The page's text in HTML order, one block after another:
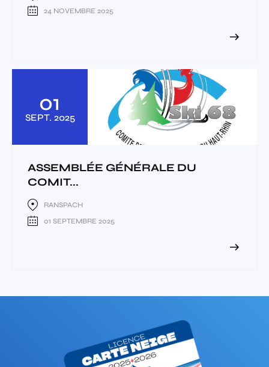
24 NOVEMBRE 2025
01
SEPT. 2025
ASSEMBLÉE GÉNÉRALE DU
COMIT...
RANSPACH
01 SEPTEMBRE 2025